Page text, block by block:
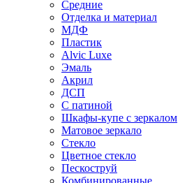
Средние
Отделка и материал
МДФ
Пластик
Alvic Luxe
Эмаль
Акрил
ДСП
С патиной
Шкафы-купе с зеркалом
Матовое зеркало
Стекло
Цветное стекло
Пескоструй
Комбинированные